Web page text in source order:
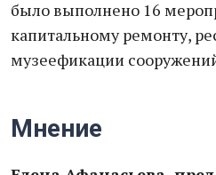
было выполнено 16
капитальному ремонту,
музеефикации
Мнение